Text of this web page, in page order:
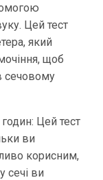
Цей тест
який
щоб
сечовому
Цей тест
ви
корисним,
сечі ви